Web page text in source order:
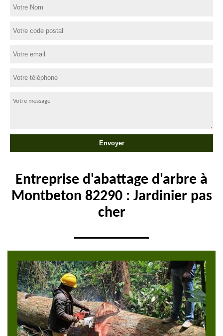
Entreprise d'abattage d'arbre à
Montbeton 82290 : Jardinier pas
cher